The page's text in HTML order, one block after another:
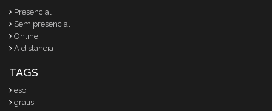
Presencial
Semipresencial
Online
A distancia
TAGS
eso
gratis